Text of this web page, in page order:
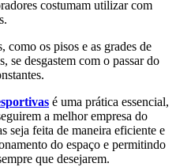
costumam utilizar com
como os pisos e as grades de
se desgastem com o passar do
é uma prática essencial,
a melhor empresa do
seja feita de maneira eficiente e
do espaço e permitindo
que desejarem.